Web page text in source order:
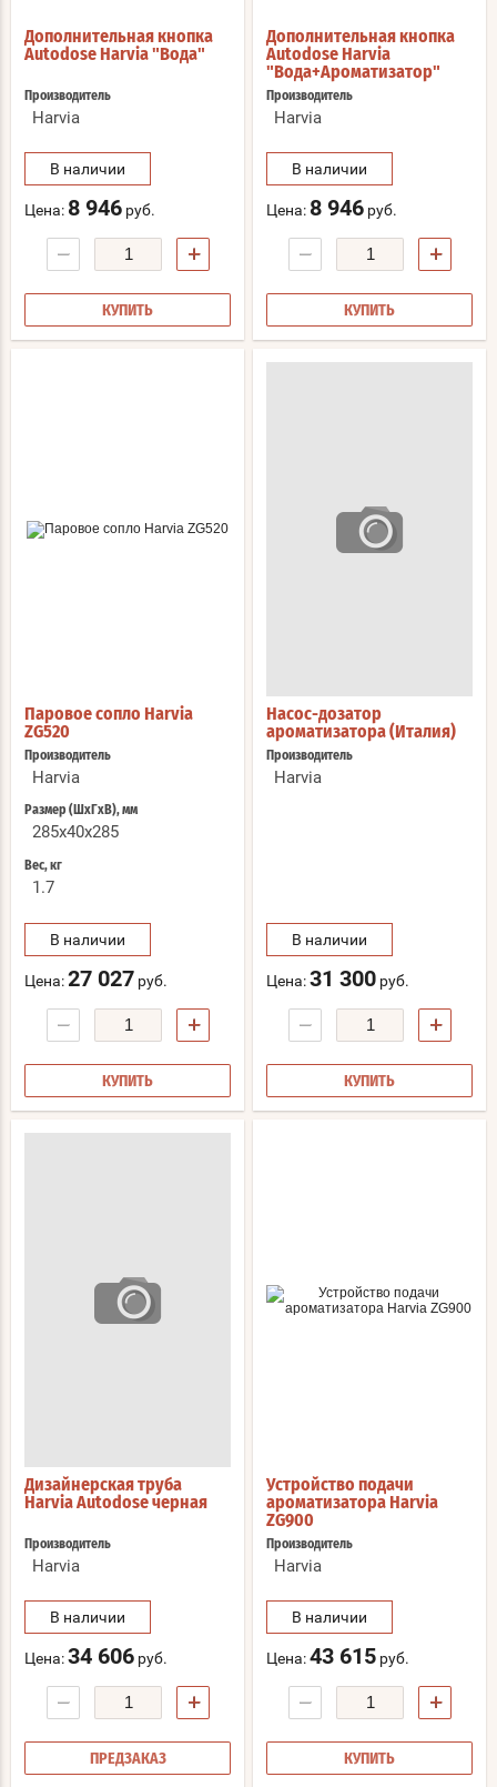
Дополнительная кнопка
Autodose Harvia "Вода"
Производитель
Harvia
В наличии
Цена: 8 946 руб.
− +
КУПИТЬ
Дополнительная кнопка
Autodose Harvia
"Вода+Ароматизатор"
Производитель
Harvia
В наличии
Цена: 8 946 руб.
− +
КУПИТЬ
Паровое сопло Harvia
ZG520
Производитель
Harvia
Размер (ШхГхВ), мм
285х40х285
Вес, кг
1.7
В наличии
Цена:27 027 руб.
− +
КУПИТЬ
Насос-дозатор
ароматизатора (Италия)
Производитель
Harvia
В наличии
Цена:31 300 руб.
− +
КУПИТЬ
Дизайнерская труба
Harvia Autodose черная
Производитель
Harvia
В наличии
Цена:34 606 руб.
− +
ПРЕДЗАКАЗ
Устройство подачи
ароматизатора Harvia
ZG900
Производитель
Harvia
В наличии
Цена:43 615 руб.
− +
КУПИТЬ